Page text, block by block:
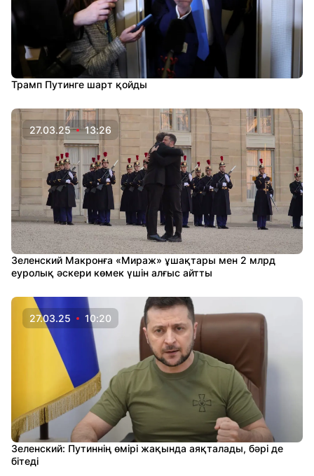
Трамп Путинге шарт қойды
27.03.25 13:26
Зеленский Макронға «Мираж» ұшақтары мен 2 млрд
еуролық әскери көмек үшін алғыс айтты
27.03.25 10:20
Зеленский: Путиннің өмірі жақында аяқталады, бәрі де
бітеді